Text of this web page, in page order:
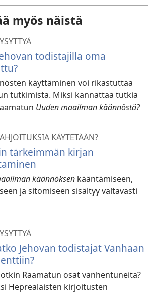
myös näistä
todistajilla oma
käyttäminen voi rikastuttaa
tutkimista. Miksi kannattaa tutkia
Uuden maailman käännöstä?
KÄYTETÄÄN?
tärkeimmän kirjan
käännöksen kääntämiseen,
ja sitomiseen sisältyy valtavasti
Jehovan todistajat Vanhaan
Raamatun osat vanhentuneita?
Heprealaisten kirjoitusten